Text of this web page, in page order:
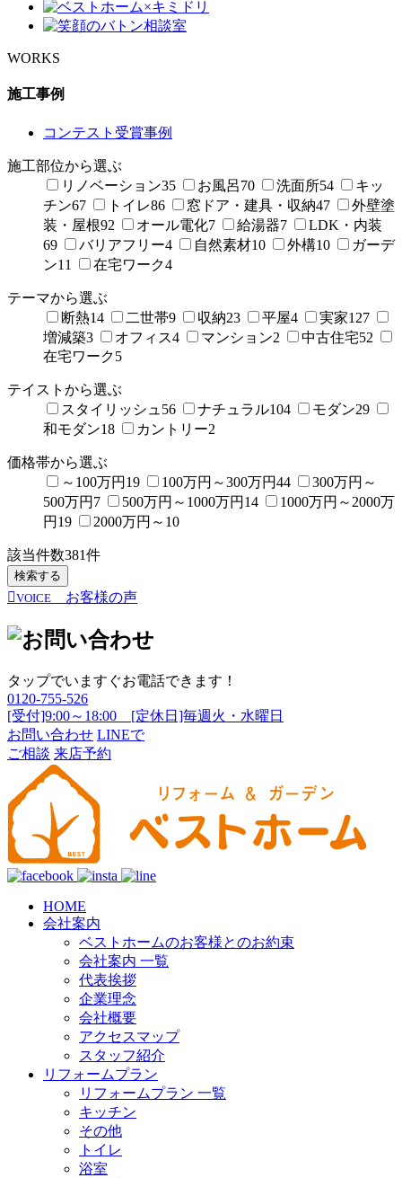
WORKS
施工事例
コンテスト受賞事例
施工部位から選ぶ
リノベーション35 お風呂70 洗面所54
キッ
チン67 トイレ86 窓ドア・建具・収納47
外壁塗
装・屋根92 オール電化7 給湯器7
LDK・内装
69
バリアフリー4 自然素材10 外構10
ガーデ
ン11 在宅ワーク4
テーマから選ぶ
断熱14 二世帯9 収納23 平屋4 実家127
増減築3 オフィス4 マンション2 中古住宅52
在宅ワーク5
テイストから選ぶ
スタイリッシュ 56 ナチュラル104 モダン29
和モダン18 カントリー2
価格帯から選ぶ
～100万円 19 100万円～300万円44
300万円～
500万円 7 500万円～1000万円 14
1000万円～2000万
円 19 2000万円～ 10
該当件数381件
検索する
VOICE
お客様の声
タップでいますぐお電話できます！
0120-755-526
[受付]9:00～18:00 [定休日]毎週火・水曜日
お問い合わせ LINEで
ご相談 来店予約
HOME
会社案内
ベストホームのお客様とのお約束
会社案内 一覧
代表挨拶
企業理念
会社概要
アクセスマップ
スタッフ紹介
リフォームプラン
リフォームプラン 一覧
キッチン
その他
トイレ
浴室